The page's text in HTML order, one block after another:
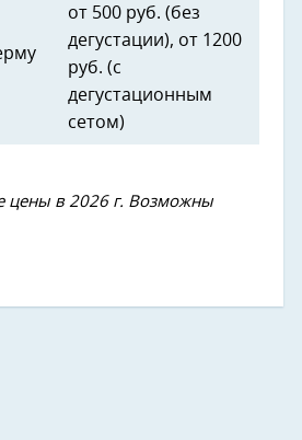
от 500 руб. (без
дегустации), от 1200
руб. (с
дегустационным
сетом)
цены в 2026 г. Возможны